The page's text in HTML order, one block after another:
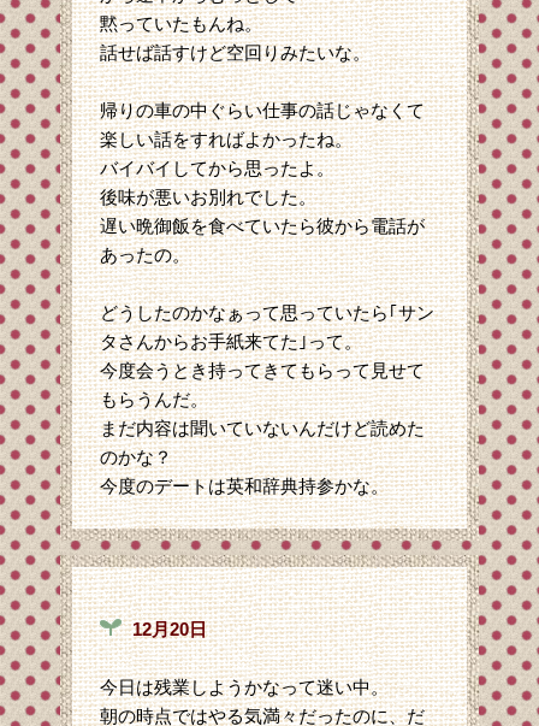
黙っていたもんね。
話せば話すけど空回りみたいな。
帰りの車の中ぐらい仕事の話じゃなくて
楽しい話をすればよかったね。
バイバイしてから思ったよ。
後味が悪いお別れでした。
遅い晩御飯を食べていたら彼から電話が
あったの。
どうしたのかなぁって思っていたら｢サン
タさんからお手紙来てた｣って。
今度会うとき持ってきてもらって見せて
もらうんだ。
まだ内容は聞いていないんだけど読めた
のかな？
今度のデートは英和辞典持参かな。
12月20日
今日は残業しようかなって迷い中。
朝の時点ではやる気満々だったのに、だ